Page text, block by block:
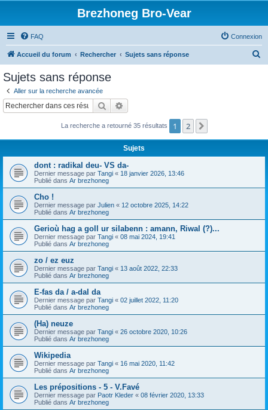
Brezhoneg Bro-Vear
FAQ Connexion
Accueil du forum Rechercher Sujets sans réponse
c
Sujets sans réponse
Aller sur la recherche avancée
Rechercher
La recherche a retourné 35 résultats 1 2
Sujets
dont : radikal deu- VS da-
Dernier message par Tangi « 18 janvier 2026, 13:46
Publié dans Ar brezhoneg
Cho !
Dernier message par Julien « 12 octobre 2025, 14:22
Publié dans Ar brezhoneg
Gerioù hag a goll ur silabenn : amann, Riwal (?)...
Dernier message par Tangi « 08 mai 2024, 19:41
Publié dans Ar brezhoneg
zo / ez euz
Dernier message par Tangi « 13 août 2022, 22:33
Publié dans Ar brezhoneg
E-fas da / a-dal da
Dernier message par Tangi « 02 juillet 2022, 11:20
Publié dans Ar brezhoneg
(Ha) neuze
Dernier message par Tangi « 26 octobre 2020, 10:26
Publié dans Ar brezhoneg
Wikipedia
Dernier message par Tangi « 16 mai 2020, 11:42
Publié dans Ar brezhoneg
Les prépositions - 5 - V.Favé
Dernier message par Paotr Kleder « 08 février 2020, 13:33
Publié dans Ar brezhoneg